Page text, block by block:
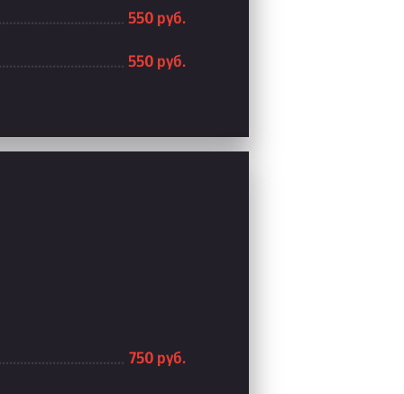
550 руб.
550 руб.
750 руб.